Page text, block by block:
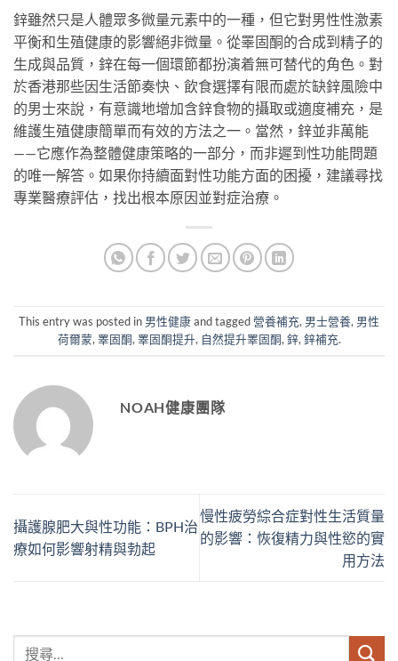
鋅雖然只是人體眾多微量元素中的一種，但它對男性性激素
平衡和生殖健康的影響絕非微量。從睪固酮的合成到精子的
生成與品質，鋅在每一個環節都扮演着無可替代的角色。對
於香港那些因生活節奏快、飲食選擇有限而處於缺鋅風險中
的男士來說，有意識地增加含鋅食物的攝取或適度補充，是
維護生殖健康簡單而有效的方法之一。當然，鋅並非萬能
——它應作為整體健康策略的一部分，而非遲到性功能問題
的唯一解答。如果你持續面對性功能方面的困擾，建議尋找
專業醫療評估，找出根本原因並對症治療。
This entry was posted in 男性健康and tagged營養補充, 男士營養, 男性
荷爾蒙, 睪固酮, 睪固酮提升, 自然提升睪固酮, 鋅, 鋅補充.
NOAH健康團隊
攝護腺肥大與性功能：BPH治
療如何影響射精與勃起
慢性疲勞綜合症對性生活質量
的影響：恢復精力與性慾的實
用方法